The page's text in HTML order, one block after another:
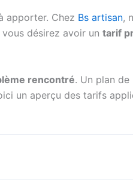
apporter. Chez Bs artisan,
désirez avoir un tarif
rencontré. Un plan
un aperçu des tarifs